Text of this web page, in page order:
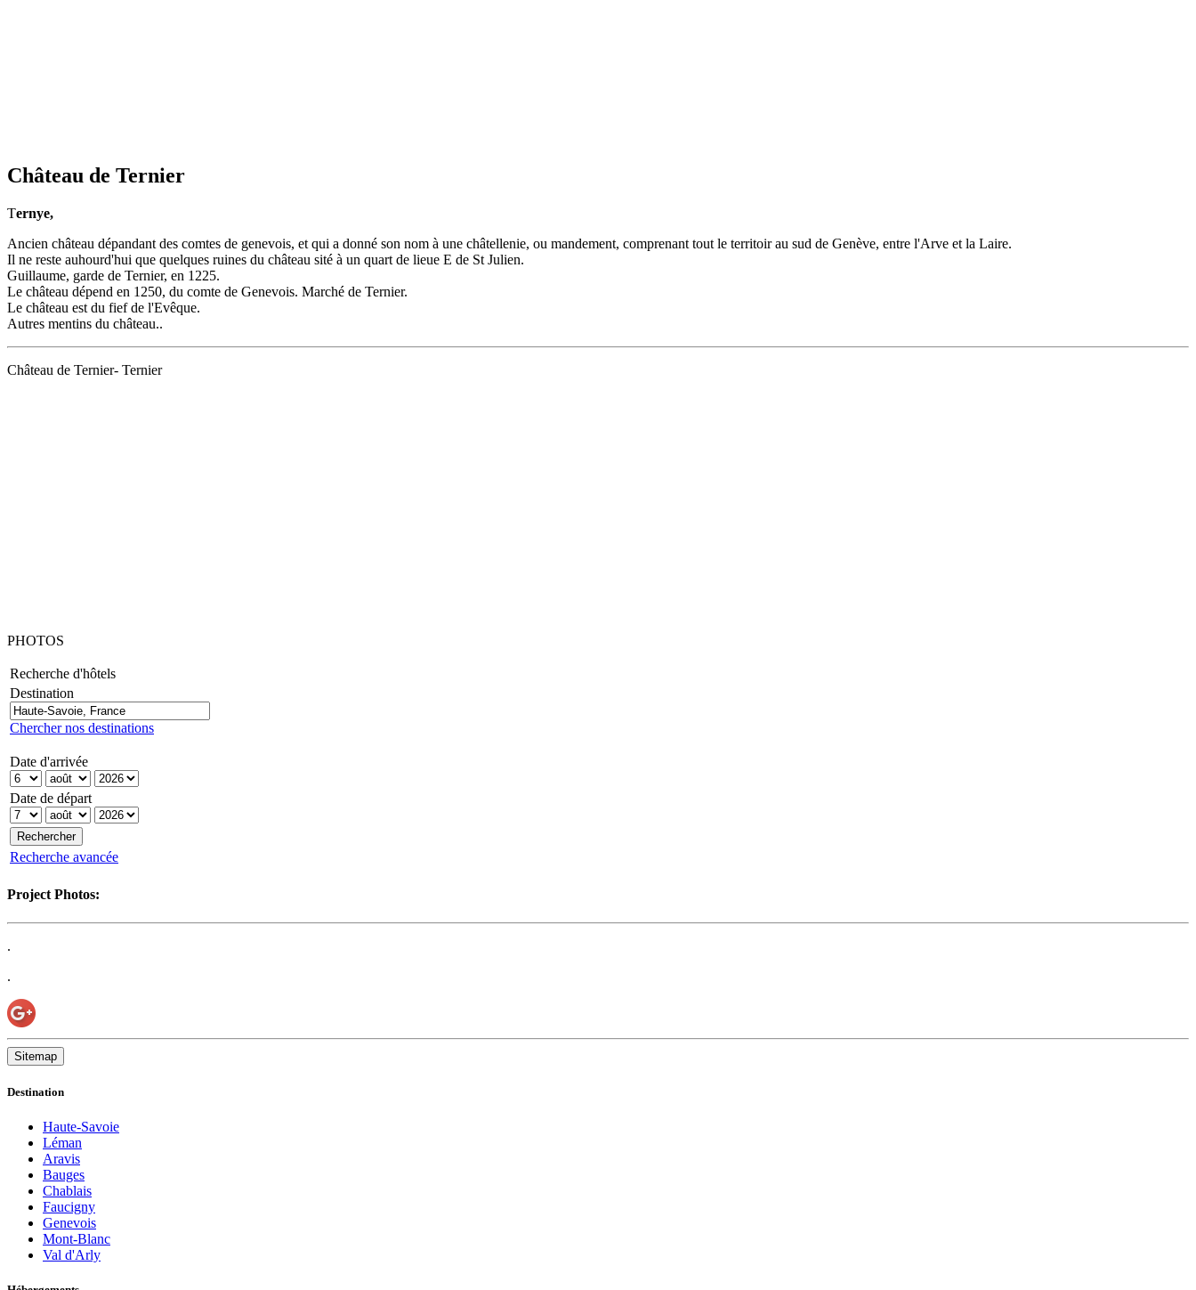
Château de Ternier
Ternye,
Ancien château dépandant des comtes de genevois, et qui a donné son nom à une châtellenie, ou mandement, comprenant tout le territoir au sud de Genève, entre l'Arve et la Laire.
Il ne reste auhourd'hui que quelques ruines du château sité à un quart de lieue E de St Julien.
Guillaume, garde de Ternier, en 1225.
Le château dépend en 1250, du comte de Genevois. Marché de Ternier.
Le château est du fief de l'Evêque.
Autres mentins du château..
Château de Ternier- Ternier
PHOTOS
Recherche d'hôtels
Destination
Chercher nos destinations
Date d'arrivée
Date de départ
Recherche avancée
Project Photos:
.
.
Sitemap
Destination
Haute-Savoie
Léman
Aravis
Bauges
Chablais
Faucigny
Genevois
Mont-Blanc
Val d'Arly